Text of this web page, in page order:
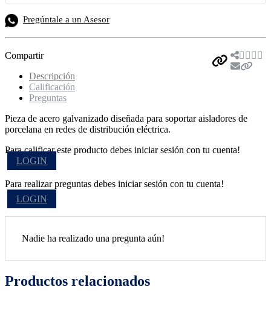
Pregúntale a un Asesor
Compartir
Descripción
Calificación
Preguntas
Pieza de acero galvanizado diseñada para soportar aisladores de
porcelana en redes de distribución eléctrica.
Para calificar este producto debes iniciar sesión con tu cuenta!
LOGIN
Para realizar preguntas debes iniciar sesión con tu cuenta!
LOGIN
Nadie ha realizado una pregunta aún!
Productos relacionados